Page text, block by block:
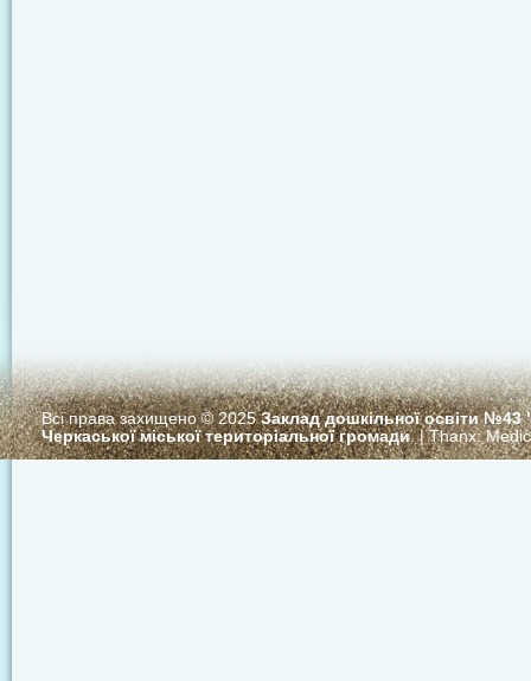
Всі права захищено © 2025Заклад дошкільної освіти
Черкаської міської територіальної громади. | Thanx: